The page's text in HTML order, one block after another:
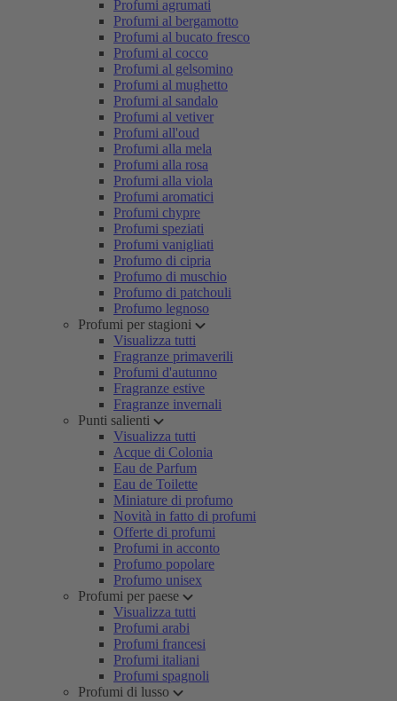
Profumi agrumati
Profumi al bergamotto
Profumi al bucato fresco
Profumi al cocco
Profumi al gelsomino
Profumi al mughetto
Profumi al sandalo
Profumi al vetiver
Profumi all'oud
Profumi alla mela
Profumi alla rosa
Profumi alla viola
Profumi aromatici
Profumi chypre
Profumi speziati
Profumi vanigliati
Profumo di cipria
Profumo di muschio
Profumo di patchouli
Profumo legnoso
Profumi per stagioni
Visualizza tutti
Fragranze primaverili
Profumi d'autunno
Fragranze estive
Fragranze invernali
Punti salienti
Visualizza tutti
Acque di Colonia
Eau de Parfum
Eau de Toilette
Miniature di profumo
Novità in fatto di profumi
Offerte di profumi
Profumi in acconto
Profumo popolare
Profumo unisex
Profumi per paese
Visualizza tutti
Profumi arabi
Profumi francesi
Profumi italiani
Profumi spagnoli
Profumi di lusso